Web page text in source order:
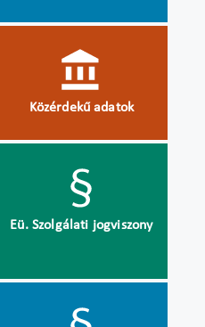
Közérdekű adatok
Eü. Szolgálati jogviszony